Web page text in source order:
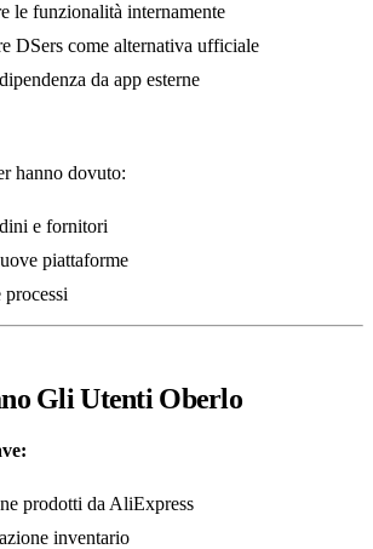
le funzionalità internamente
DSers come alternativa ufficiale
da app esterne
hanno dovuto:
e fornitori
piattaforme
Gli Utenti Oberlo
prodotti da AliExpress
inventario